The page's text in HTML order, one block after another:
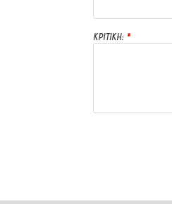
ΚΡΙΤΙΚΗ: